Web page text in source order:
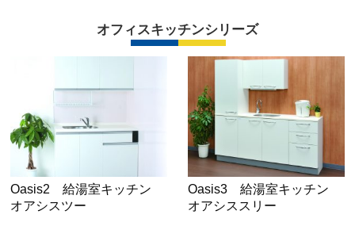
オフィスキッチンシリーズ
Oasis2 給湯室キッチン
オアシスツー
Oasis3 給湯室キッチン
オアシススリー